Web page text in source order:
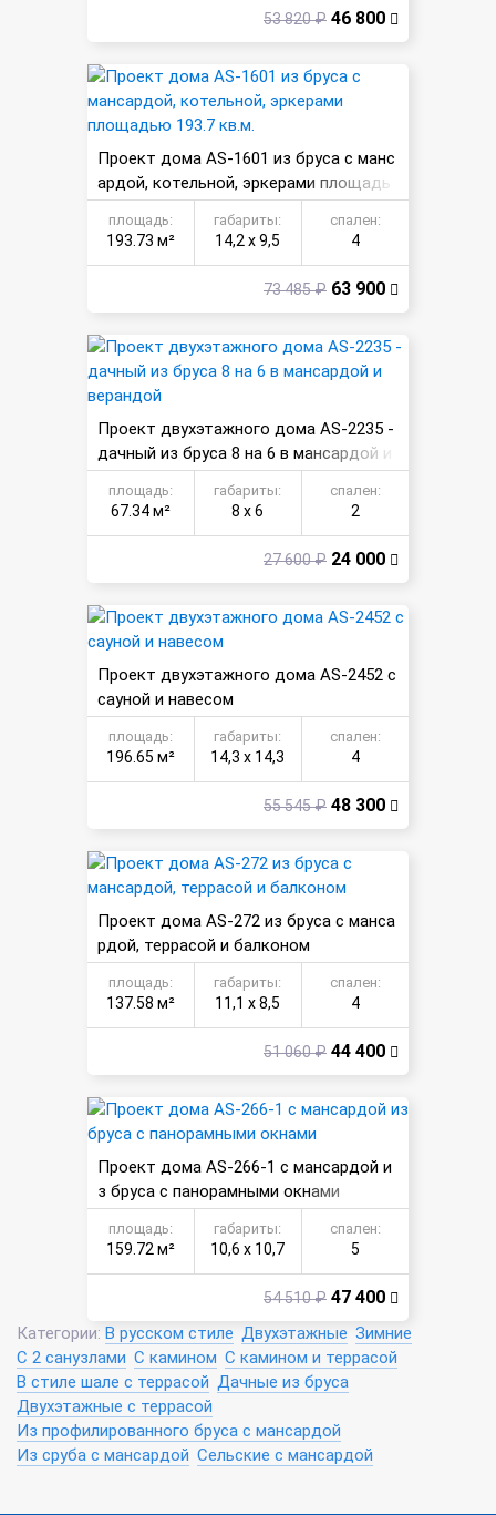
53 820 ₽ 46 800
Проект дома AS-1601 из бруса с манс
ардой, котельной, эркерами площадь
ю 193.7 кв.м.
площадь:
193.73 м²
габариты:
14,2 х 9,5
спален:
4
73 485 ₽ 63 900
Проект двухэтажного дома AS-2235 -
дачный из бруса 8 на 6 в мансардой и
верандой
площадь:
67.34 м²
габариты:
8 х 6
спален:
2
27 600 ₽ 24 000
Проект двухэтажного дома AS-2452 c
сауной и навесом
площадь:
196.65 м²
габариты:
14,3 х 14,3
спален:
4
55 545 ₽ 48 300
Проект дома AS-272 из бруса с манса
рдой, террасой и балконом
площадь:
137.58 м²
габариты:
11,1 х 8,5
спален:
4
51 060 ₽ 44 400
Проект дома AS-266-1 с мансардой и
з бруса с панорамными окнами
площадь:
159.72 м²
габариты:
10,6 х 10,7
спален:
5
54 510 ₽ 47 400
Категории: В русском стиле Двухэтажные Зимние
С 2 санузлами С камином С камином и террасой
В стиле шале с террасой Дачные из бруса
Двухэтажные с террасой
Из профилированного бруса с мансардой
Из сруба с мансардой Сельские с мансардой